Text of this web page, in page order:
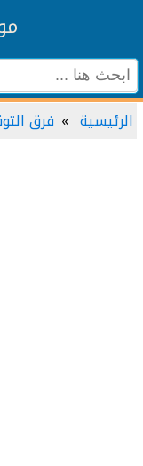
الرئيسية فرق